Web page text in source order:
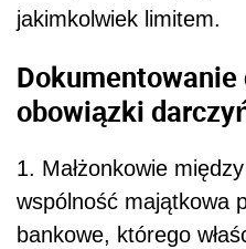
jakimkolwiek limitem.
obowiązki
1. Małżonkowie
wspólność majątkowa
bankowe, którego